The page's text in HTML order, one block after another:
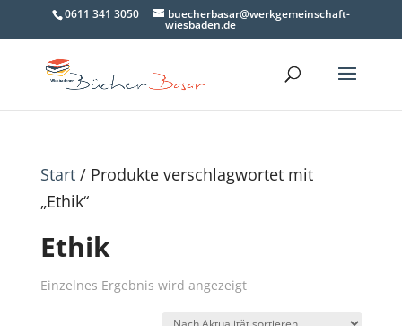
0611 341 3050 buecherbasar@werkgemeinschaft-
wiesbaden.de
Start/ Produkte verschlagwortet mit
„Ethik“
Ethik
Einzelnes Ergebnis wird angezeigt